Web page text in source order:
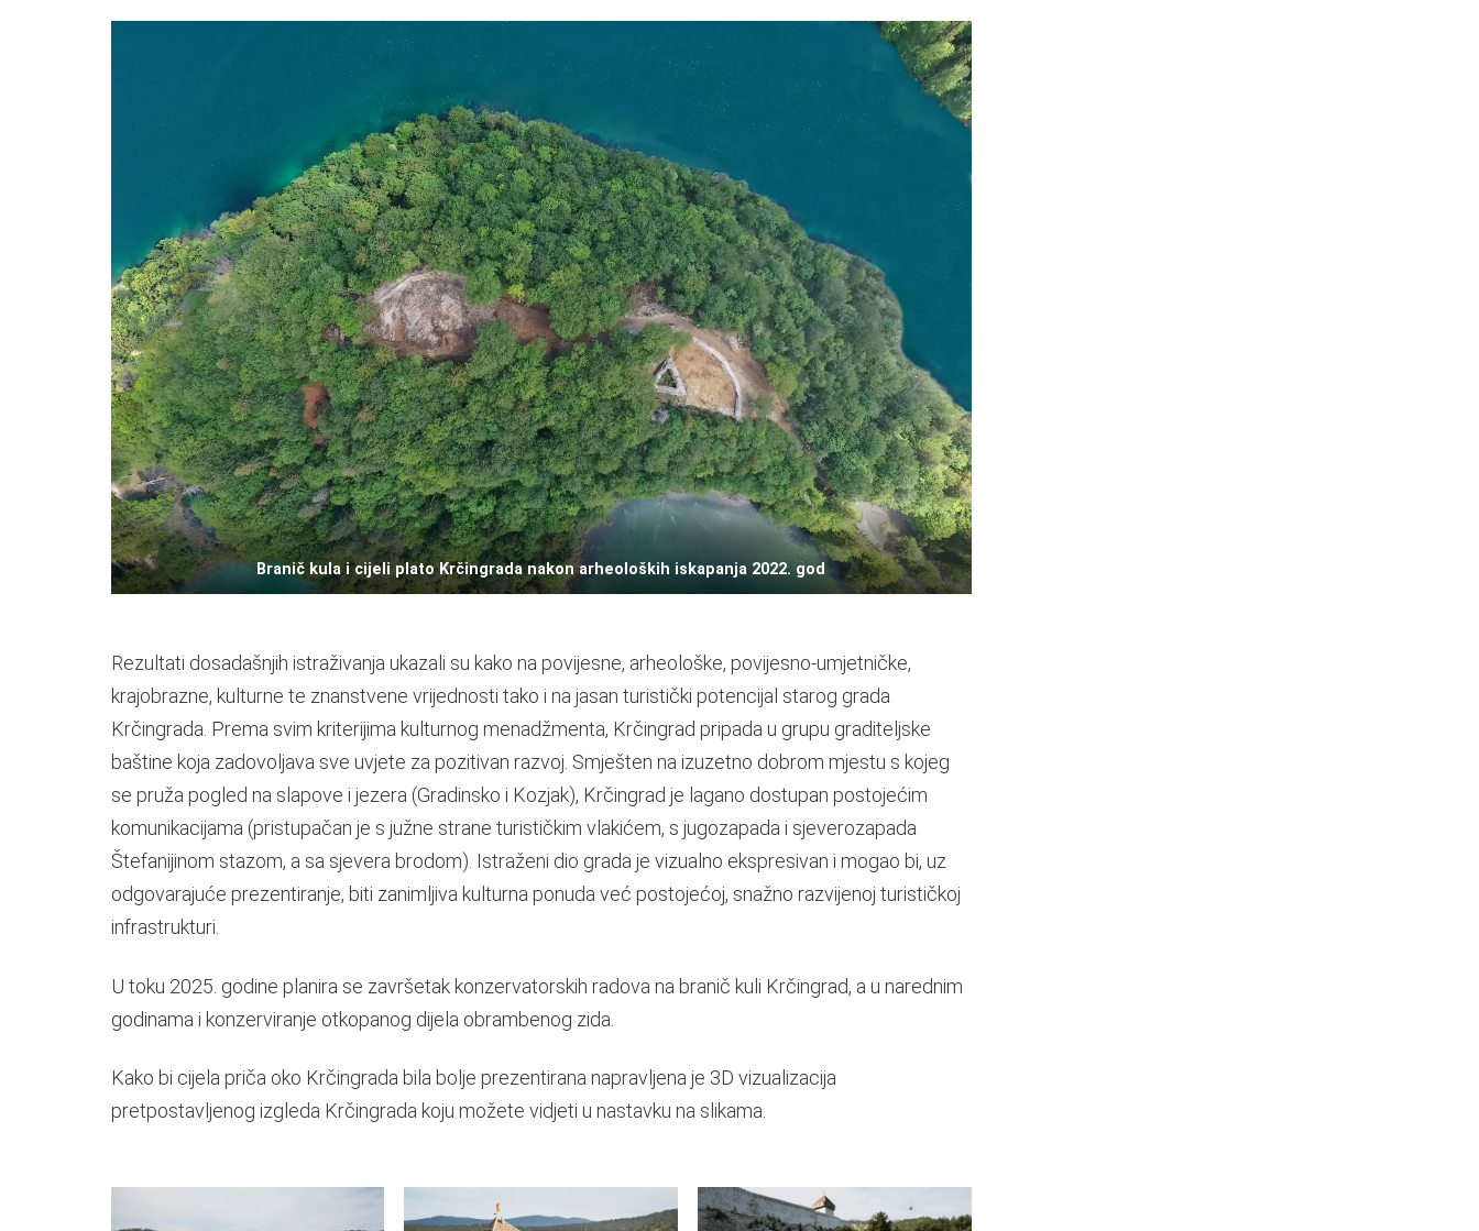
Branič kula i cijeli plato Krčingrada nakon arheoloških iskapanja 2022. god
Rezultati dosadašnjih istraživanja ukazali su kako na povijesne, arheološke, povijesno-umjetničke,
krajobrazne, kulturne te znanstvene vrijednosti tako i na jasan turistički potencijal starog grada
Krčingrada. Prema svim kriterijima kulturnog menadžmenta, Krčingrad pripada u grupu graditeljske
baštine koja zadovoljava sve uvjete za pozitivan razvoj. Smješten na izuzetno dobrom mjestu s kojeg
se pruža pogled na slapove i jezera (Gradinsko i Kozjak), Krčingrad je lagano dostupan postojećim
komunikacijama (pristupačan je s južne strane turističkim vlakićem, s jugozapada i sjeverozapada
Štefanijinom stazom, a sa sjevera brodom). Istraženi dio grada je vizualno ekspresivan i mogao bi, uz
odgovarajuće prezentiranje, biti zanimljiva kulturna ponuda već postojećoj, snažno razvijenoj turističkoj
infrastrukturi.
U toku 2025. godine planira se završetak konzervatorskih radova na branič kuli Krčingrad, a u narednim
godinama i konzerviranje otkopanog dijela obrambenog zida.
Kako bi cijela priča oko Krčingrada bila bolje prezentirana napravljena je 3D vizualizacija
pretpostavljenog izgleda Krčingrada koju možete vidjeti u nastavku na slikama.